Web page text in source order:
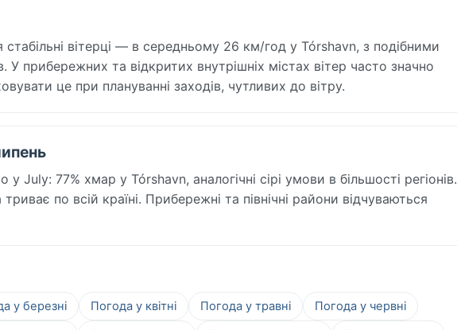
вітерці — в середньому 26 км/год у Tórshavn, з подібними
У прибережних та відкритих внутрішніх містах вітер часто значно
це при плануванні заходів, чутливих до вітру.
77% хмар у Tórshavn, аналогічні сірі умови в більшості регіонів.
по всій країні. Прибережні та північні райони відчуваються
у березні Погода у квітні Погода у травні
Погода у червні